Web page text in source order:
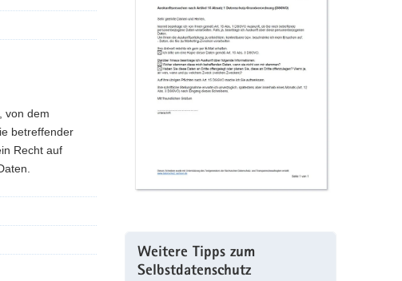
von dem
betreffender
Recht auf
Weitere Tipps zum
Selbstdatenschutz